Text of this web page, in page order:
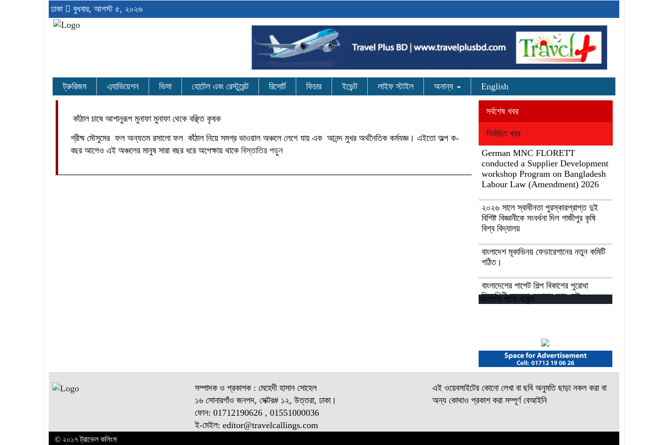
ঢাকা বুধবার, আগস্ট ৫, ২০২৬
ট্রুরিজম এ্যাভিয়েশন ভিসা হোটেল এবং রেস্টুরেন্ট রিসোর্ট ফিচার ইভেন্ট লাইফ স্টাইল অনান্য English
কাঁঠাল চাষে আশানুরূপ মুনাফা মুনাফা থেকে বঞ্ছিত কৃষক
গ্রীষ্ম মৌসুমের ফল অন্যতম রসালো ফল কাঁঠাল নিয়ে সমগ্র ভাওয়াল অঞ্চলে লেগে যায় এক আনন্দ মুখর অর্থনৈতিক কর্মযজ্ঞ। এইতো অল্প ক-
বছর আগেও এই অঞ্চলের মানুষ সারা বছর ধরে অপেক্ষায় থাকে বিস্তাতির পড়ুন
সর্বশেষ খবর
নির্বাচিত খবর
German MNC FLORETT
conducted a Supplier Development
workshop Program on Bangladesh
Labour Law (Amendment) 2026
২০২৬ সালে স্বাধীনতা পুরস্কারপ্রাপ্ত দুই
বিশিষ্ট বিজ্ঞানীকে সংবর্ধনা দিল গাজীপুর কৃষি
বিশ্ব বিদ্যালয়
বাংলাদেশ মূকাভিনয় ফেডারেশানের নতুন কমিটি
গঠিত।
বাংলাদেশের পাপেট শিল্প বিকাশের পুরোধা
চিত্রশিল্পী মুস্তফা মনোয়ার আর নেই
ওশান’ প্ল্যাটফর্ম’-এর সুচনা
“বাংলাদেশ ইনস্টিটিউট অব ট্যুরিজম অ্যান্ড
হসপিটালিটি” তে ৬ মাস মেয়াদী চারটি
সার্টিফিকেট কোর্সে ভর্তি শুরু হয়েছে।
আমাদের সাথে থাকুন
সম্পাদক ও প্রকাশক : মেহেদী হাসান সোহেল
১৬ সোনারগাঁও জনপদ, সেক্টর# ১২, উত্তরা, ঢাকা।
ফোন: 01712190626 , 01551000036
ই-মেইল: editor@travelcallings.com
এই ওয়েবসাইটের কোনো লেখা বা ছবি অনুমতি ছাড়া নকল করা বা
অন্য কোথাও প্রকাশ করা সম্পূর্ণ বেআইনি
© ২০১৭ ট্রাভেল কলিংস